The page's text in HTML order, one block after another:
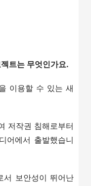
트는 무엇인가요.
이용할 수 있는 새
저작권 침해로부터
어에서 출발했습니
서 보안성이 뛰어난